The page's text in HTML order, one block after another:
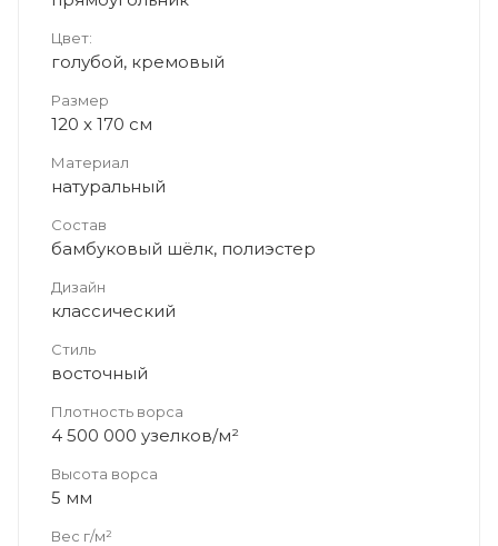
Цвет:
голубой, кремовый
Размер
120 x 170 см
Материал
натуральный
Состав
бамбуковый шёлк, полиэстер
Дизайн
классический
Стиль
восточный
Плотность ворса
4 500 000 узелков/м²
Высота ворса
5 мм
Вес г/м²